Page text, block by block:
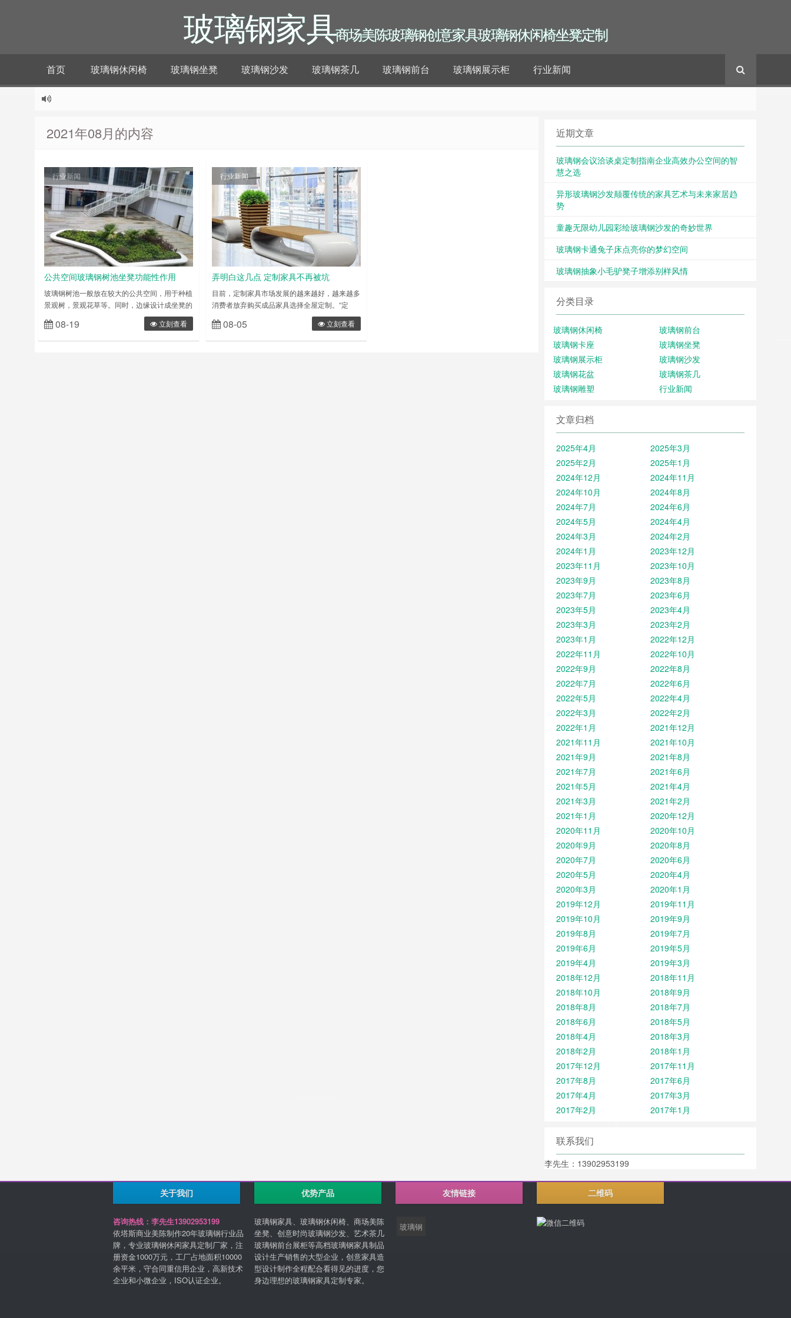
玻璃钢家具商场美陈玻璃钢创意家具玻璃钢休闲椅坐凳定制
首页 玻璃钢休闲椅 玻璃钢坐凳 玻璃钢沙发 玻璃钢茶几 玻璃钢前台 玻璃钢展示柜 行业新闻
2021年08月的内容
行业新闻
公共空间玻璃钢树池坐凳功能性作用
玻璃钢树池一般放在较大的公共空间，用于种植
景观树，景观花草等。同时，边缘设计成坐凳的
形式，让游客观赏至于亦可休息停留，集观赏与
实用功能于一身，是填充公共空间的不错选择。
……
08-19 立刻查看
行业新闻
弄明白这几点 定制家具不再被坑
目前，定制家具市场发展的越来越好，越来越多
消费者放弃购买成品家具选择全屋定制。“定
制”主要体现了一种个性和实用，而且非常美观
环保，满足了消费者对个性化和多样化的需求，
所以定制家具渐渐成为了很多年轻人的首选。
08-05 立刻查看
近期文章
玻璃钢会议洽谈桌定制指南企业高效办公空间的智
慧之选
异形玻璃钢沙发颠覆传统的家具艺术与未来家居趋
势
童趣无限幼儿园彩绘玻璃钢沙发的奇妙世界
玻璃钢卡通兔子床点亮你的梦幻空间
玻璃钢抽象小毛驴凳子增添别样风情
分类目录
玻璃钢休闲椅
玻璃钢前台
玻璃钢卡座
玻璃钢坐凳
玻璃钢展示柜
玻璃钢沙发
玻璃钢花盆
玻璃钢茶几
玻璃钢雕塑
行业新闻
文章归档
2025年4月
2025年3月
2025年2月
2025年1月
2024年12月
2024年11月
2024年10月
2024年8月
2024年7月
2024年6月
2024年5月
2024年4月
2024年3月
2024年2月
2024年1月
2023年12月
2023年11月
2023年10月
2023年9月
2023年8月
2023年7月
2023年6月
2023年5月
2023年4月
2023年3月
2023年2月
2023年1月
2022年12月
2022年11月
2022年10月
2022年9月
2022年8月
2022年7月
2022年6月
2022年5月
2022年4月
2022年3月
2022年2月
2022年1月
2021年12月
2021年11月
2021年10月
2021年9月
2021年8月
2021年7月
2021年6月
2021年5月
2021年4月
2021年3月
2021年2月
2021年1月
2020年12月
2020年11月
2020年10月
2020年9月
2020年8月
2020年7月
2020年6月
2020年5月
2020年4月
2020年3月
2020年1月
2019年12月
2019年11月
2019年10月
2019年9月
2019年8月
2019年7月
2019年6月
2019年5月
2019年4月
2019年3月
2018年12月
2018年11月
2018年10月
2018年9月
2018年8月
2018年7月
2018年6月
2018年5月
2018年4月
2018年3月
2018年2月
2018年1月
2017年12月
2017年11月
2017年8月
2017年6月
2017年4月
2017年3月
2017年2月
2017年1月
联系我们
李先生：13902953199
关于我们
咨询热线：李先生13902953199
依塔斯商业美陈制作20年玻璃钢行业品
牌，专业玻璃钢休闲家具定制厂家，注
册资金1000万元，工厂占地面积10000
余平米，守合同重信用企业，高新技术
企业和小微企业，ISO认证企业。
优势产品
玻璃钢家具、玻璃钢休闲椅、商场美陈
坐凳、创意时尚玻璃钢沙发、艺术茶几
玻璃钢前台展柜等高档玻璃钢家具制品
设计生产销售的大型企业，创意家具造
型设计制作全程配合看得见的进度，您
身边理想的玻璃钢家具定制专家。
友情链接
玻璃钢
二维码